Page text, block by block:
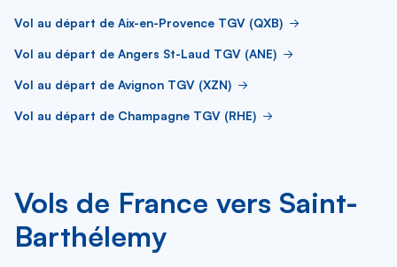
Vol au départ de Aix-en-Provence TGV (QXB)
Vol au départ de Angers St-Laud TGV (ANE)
Vol au départ de Avignon TGV (XZN)
Vol au départ de Champagne TGV (RHE)
Vols de France vers Saint-
Barthélemy